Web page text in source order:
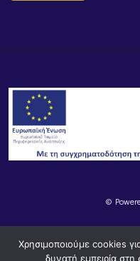
©
Χρησιμοποιούμε cookies
δυνατή εμπειρία